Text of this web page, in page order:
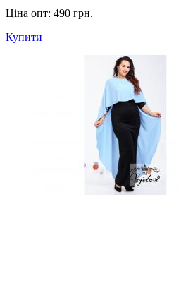
Ціна опт: 490 грн.
Купити